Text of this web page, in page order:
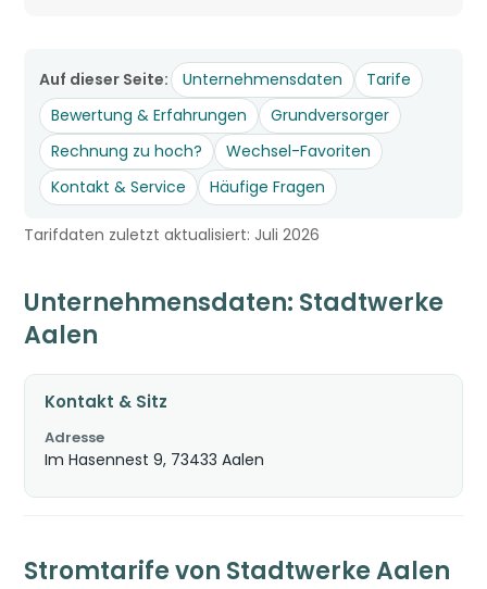
Auf dieser Seite: Unternehmensdaten
Tarife
Bewertung & Erfahrungen
Grundversorger
Rechnung zu hoch?
Wechsel-Favoriten
Kontakt & Service
Häufige Fragen
Tarifdaten zuletzt aktualisiert: Juli 2026
Unternehmensdaten: Stadtwerke
Aalen
Kontakt & Sitz
Adresse
Im Hasennest 9, 73433 Aalen
Stromtarife von Stadtwerke Aalen